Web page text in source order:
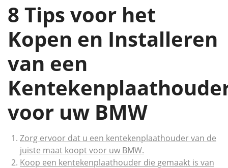
8 Tips voor het
Kopen en Installeren
van een
voor uw BMW
Zorg ervoor dat u een kentekenplaathouder van de
juiste maat koopt voor uw BMW.
Koop een kentekenplaathouder die gemaakt is van